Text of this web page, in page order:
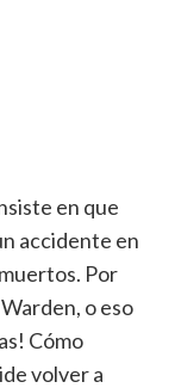
en que
accidente en
Por
o eso
Cómo
volver a